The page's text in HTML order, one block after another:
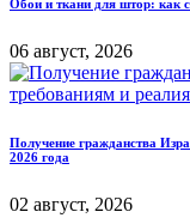
Обои и ткани для штор: как
06 август, 2026
Получение гражданства
2026 года
02 август, 2026